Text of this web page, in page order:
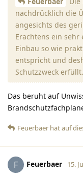
nachdrücklich die
angesichts des
Erachtens ein
Einbau so wie
entspricht und
Schutzzweck erfüllt.
Das beruht auf
Feuerbaer hatauf
F Feuerbaer 15.